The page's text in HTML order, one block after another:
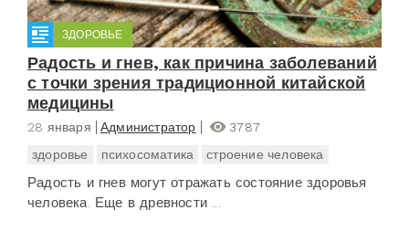
ЗДОРОВЬЕ
Радость и гнев, как причина заболеваний
с точки зрения традиционной китайской
медицины
28 января Администратор
3787
здоровье
психосоматика строение человека
Радость и гнев могут отражать состояние здоровья
человека. Еще в древности ...